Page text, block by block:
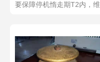
要保障停机惰走期T2内，维